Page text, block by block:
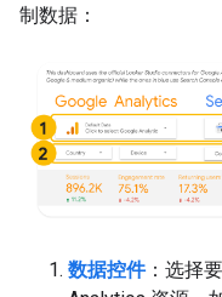
制数据：
数据控件：选择